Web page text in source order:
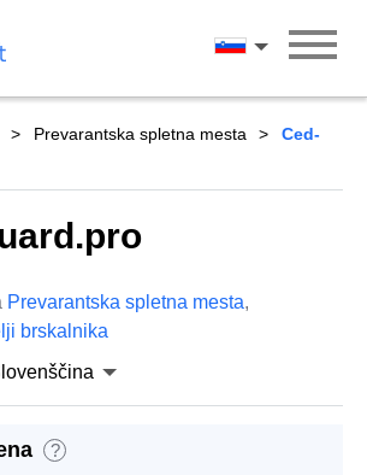
Slovenščina
Prevarantska spletna mesta
Ced-
Prevarantska spletna mesta,
brskalnika
?